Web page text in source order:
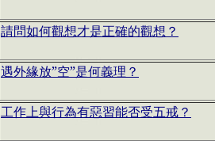
請問如何觀想才是正確的觀想？
遇外緣放”空”是何義理？
工作上與行為有惡習能否受五戒？